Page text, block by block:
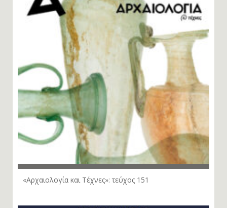
«Αρχαιολογία και Τέχνες»: τεύχος 151